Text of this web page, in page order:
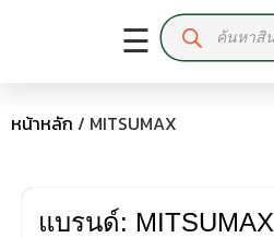
☰
หน้าหลัก / MITSUMAX
แบรนด์: MITSUMAX